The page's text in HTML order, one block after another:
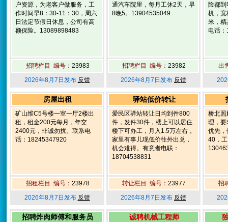
户资源，为老客户做服务，工
作时间早8：30-11：30，周六
日法定节假日休息，公司有高
额保险。13089898483
招聘栏目 编号： 23983
2026年8月7日发布 反馈
通汽车院里，每月工休2天，早
8晚5。13904535049
招聘栏目 编号： 23982
2026年8月7日发布 反馈
险都
机，宽
米，精
电话
出
房屋出租
矿山维C5号楼一室一厅2楼出
租，租金200元每月，年交
2400元，非诚勿扰。联系电
话：18245347920
招租栏目 编号： 23978
2026年8月7日发布 反馈
驿站低价转让
爱民区驿站转让日均到件800
件，发件30件，楼上可以居住
楼下可办工，月入1.5万左右，
家里有事儿现低价往外出兑，
机会难得。有意者电联：
18704538831
转让栏目 编号： 23977
2026年8月7日发布 反馈
桥北照
理，要
优先，
40，
招
招聘炸肉师傅和服务员 诚聘机械工程师